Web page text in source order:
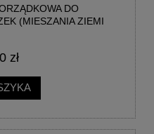
DO
(MIESZANIA ZIEMI
zł